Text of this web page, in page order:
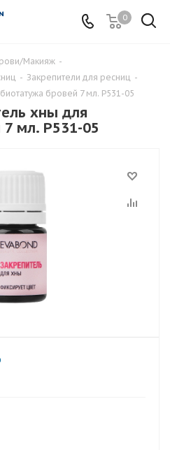
0
Макияж -
- Закрепители для ресниц -
бровей 7 мл. Р531-05
хны для
мл. Р531-05